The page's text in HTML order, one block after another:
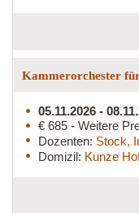
Kammerorchester
05.11.2026 -
€ 685 - Weitere
Dozenten: Stock,
Domizil: Kunze